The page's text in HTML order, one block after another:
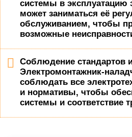
системы в эксплуатацию
может заниматься её
обслуживанием, чтобы
возможные
Соблюдение стандартов
Электромонтажник-
соблюдать все
и нормативы, чтобы
системы и соответствие